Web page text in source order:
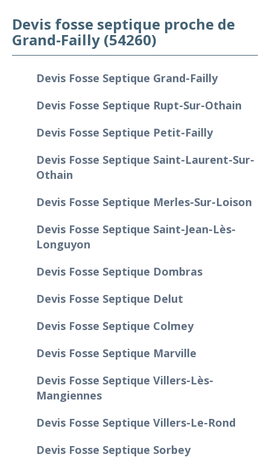
Devis fosse septique proche de
Grand-Failly (54260)
Devis Fosse Septique Grand-Failly
Devis Fosse Septique Rupt-Sur-Othain
Devis Fosse Septique Petit-Failly
Devis Fosse Septique Saint-Laurent-Sur-
Othain
Devis Fosse Septique Merles-Sur-Loison
Devis Fosse Septique Saint-Jean-Lès-
Longuyon
Devis Fosse Septique Dombras
Devis Fosse Septique Delut
Devis Fosse Septique Colmey
Devis Fosse Septique Marville
Devis Fosse Septique Villers-Lès-
Mangiennes
Devis Fosse Septique Villers-Le-Rond
Devis Fosse Septique Sorbey